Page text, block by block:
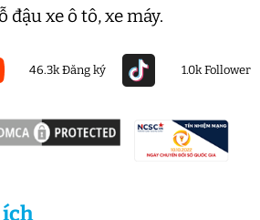
đậu xe ô tô, xe máy.
46.3k Đăng ký 1.0k Follower